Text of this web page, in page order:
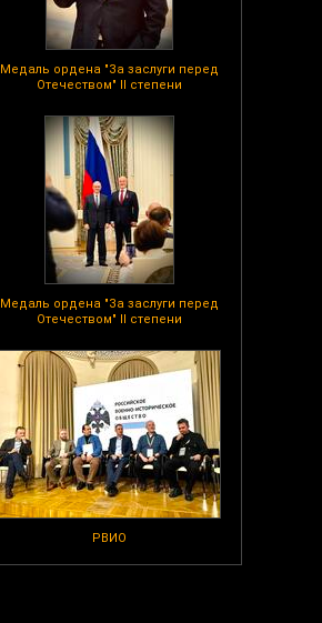
Медаль ордена "За заслуги перед
Отечеством" II степени
Медаль ордена "За заслуги перед
Отечеством" II степени
РВИО